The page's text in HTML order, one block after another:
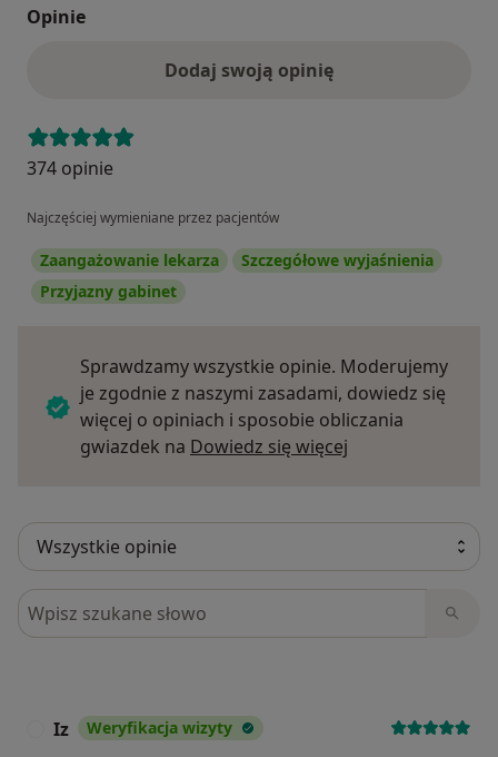
Opinie
Dodaj swoją opinię
374 opinie
Najczęściej wymieniane przez pacjentów
Zaangażowanie lekarza
Szczegółowe wyjaśnienia
Przyjazny gabinet
Sprawdzamy wszystkie opinie. Moderujemy
je zgodnie z naszymi zasadami, dowiedz się
więcej o opiniach i sposobie obliczania
gwiazdek na Dowiedz się więcej
Szukaj w opiniach
Iz Weryfikacja wizyty